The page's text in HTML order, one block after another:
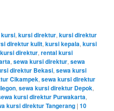
kursi,kursi direktur,kursi direktur
direktur kulit,kursi kepala,kursi
direktur,rental kursi
,sewa kursi direktur,sewa
direktur Bekasi,sewa kursi
Cikampek,sewa kursi direktur
,sewa kursi direktur Depok,
kursi direktur Purwakarta,
kursi direktur Tangerang |10